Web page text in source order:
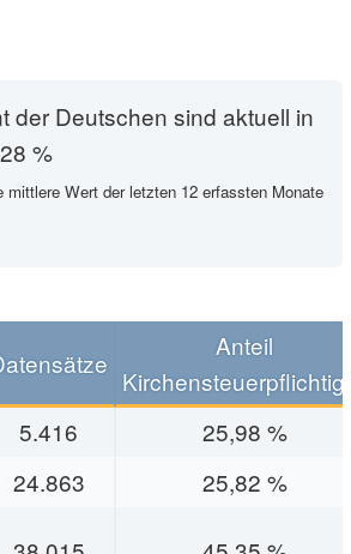
der Deutschen sind aktuell in
%
mittlere Wert der letzten 12 erfassten Monate
Anteil
5.416
25,98 %
24.863
25,82 %